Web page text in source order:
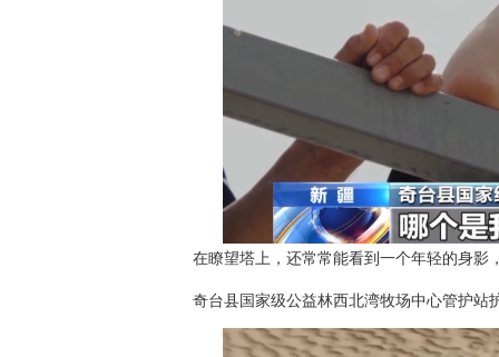
在瞭望塔上，还常常能看到一个年轻的身影
奇台县国家级公益林西北湾牧场中心管护站